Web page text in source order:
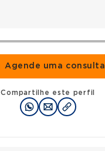
Agende uma consulta
Compartilhe este perfil